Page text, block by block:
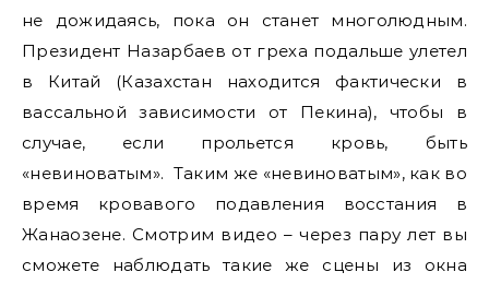
не дожидаясь, пока он станет многолюдным.
Президент Назарбаев от греха подальше улетел
в Китай (Казахстан находится фактически в
вассальной зависимости от Пекина), чтобы в
случае, если прольется кровь, быть
«невиноватым». Таким же «невиноватым», как во
время кровавого подавления восстания в
Жанаозене. Смотрим видео – через пару лет вы
сможете наблюдать такие же сцены из окна